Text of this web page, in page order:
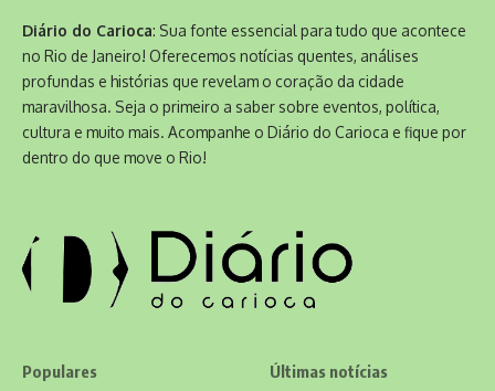
Diário do Carioca: Sua fonte essencial para tudo que acontece
no Rio de Janeiro! Oferecemos notícias quentes, análises
profundas e histórias que revelam o coração da cidade
maravilhosa. Seja o primeiro a saber sobre eventos, política,
cultura e muito mais. Acompanhe o Diário do Carioca e fique por
dentro do que move o Rio!
Populares Últimas notícias